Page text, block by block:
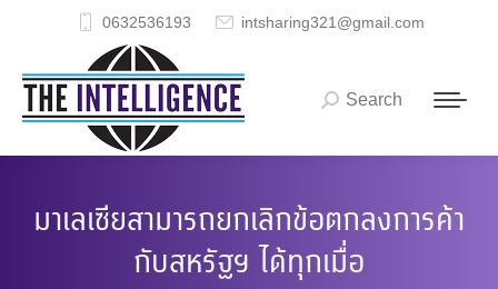
0632536193 intsharing321@gmail.com
Search:
Search
มาเลเซียสามารถยกเลิกข้อตกลงการค้า
กับสหรัฐฯ ได้ทุกเมื่อ